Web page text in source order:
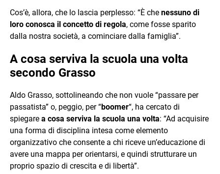
Cos’è, allora, che lo lascia perplesso: “È che nessuno di
loro conosca il concetto di regola, come fosse sparito
dalla nostra società, a cominciare dalla famiglia”.
A cosa serviva la scuola una volta
secondo Grasso
Aldo Grasso, sottolineando che non vuole “passare per
passatista” o, peggio, per “boomer“, ha cercato di
spiegare a cosa serviva la scuola una volta: “Ad acquisire
una forma di disciplina intesa come elemento
organizzativo che consente a chi riceve un’educazione di
avere una mappa per orientarsi, e quindi strutturare un
proprio spazio di crescita e di libertà”.